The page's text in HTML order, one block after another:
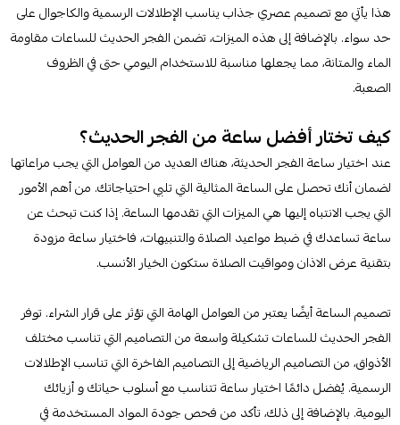
هذا يأتي مع تصميم عصري جذاب يناسب الإطلالات الرسمية والكاجوال على
حد سواء. بالإضافة إلى هذه الميزات، تضمن الفجر الحديث للساعات مقاومة
الماء والمتانة، مما يجعلها مناسبة للاستخدام اليومي حتى في الظروف
الصعبة.
كيف تختار أفضل ساعة من الفجر الحديث؟
عند اختيار ساعة الفجر الحديثة، هناك العديد من العوامل التي يجب مراعاتها
لضمان أنك تحصل على الساعة المثالية التي تلبي احتياجاتك. من أهم الأمور
التي يجب الانتباه إليها هي الميزات التي تقدمها الساعة. إذا كنت تبحث عن
ساعة تساعدك في ضبط مواعيد الصلاة والتنبيهات، فاختيار ساعة مزودة
بتقنية عرض الاذان ومواقيت الصلاة ستكون الخيار الأنسب.
تصميم الساعة أيضًا يعتبر من العوامل الهامة التي تؤثر على قرار الشراء. توفر
الفجر الحديث للساعات تشكيلة واسعة من التصاميم التي تناسب مختلف
الأذواق، من التصاميم الرياضية إلى التصاميم الفاخرة التي تناسب الإطلالات
الرسمية. يُفضل دائمًا اختيار ساعة تتناسب مع أسلوب حياتك و أزيائك
اليومية. بالإضافة إلى ذلك، تأكد من فحص جودة المواد المستخدمة في